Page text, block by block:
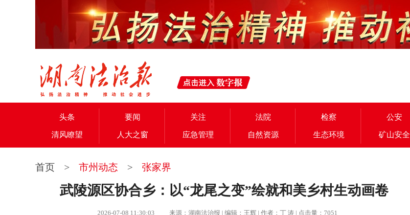
头条 要闻 关注 法院 检察 公安
清风瞭望 人大之窗 应急管理 自然资源 生态环境 矿山安全
首页 > 市州动态 > 张家界
武陵源区协合乡：以“龙尾之变”绘就和美乡村生动画卷
2026-07-08 11:30:03 来源：湖南法治报 | 编辑：王辉 | 作者：丁 涛 | 点击量：7051